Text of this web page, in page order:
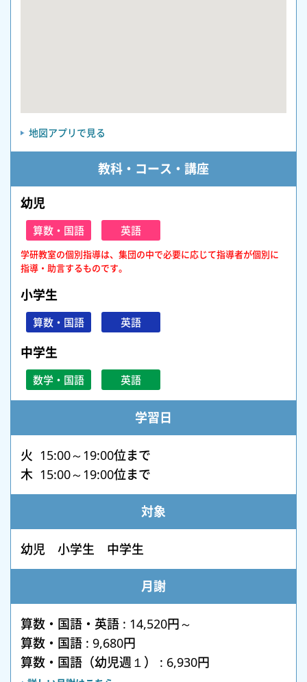
地図アプリで見る
教科・コース・講座
幼児
算数・国語 英語
学研教室の個別指導は、集団の中で必要に応じて指導者が個別に
指導・助言するものです。
小学生
算数・国語 英語
中学生
数学・国語 英語
学習日
火 15:00～19:00位まで
木 15:00～19:00位まで
対象
幼児 小学生 中学生
月謝
算数・国語・英語 : 14,520円～
算数・国語 : 9,680円
算数・国語（幼児週１） : 6,930円